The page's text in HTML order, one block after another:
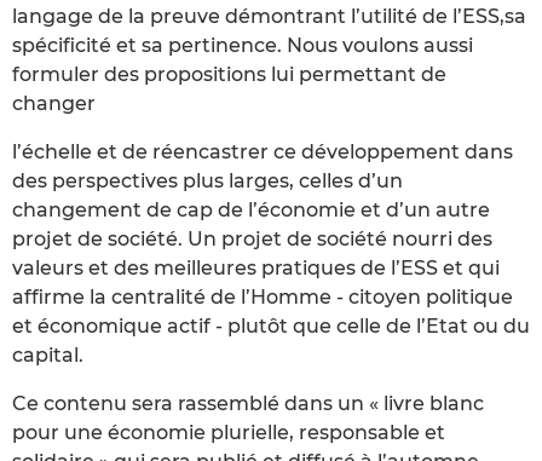
langage de la preuve démontrant l’utilité de l’ESS,sa
spécificité et sa pertinence. Nous voulons aussi
formuler des propositions lui permettant de
changer
l’échelle et de réencastrer ce développement dans
des perspectives plus larges, celles d’un
changement de cap de l’économie et d’un autre
projet de société. Un projet de société nourri des
valeurs et des meilleures pratiques de l’ESS et qui
affirme la centralité de l’Homme - citoyen politique
et économique actif - plutôt que celle de l’Etat ou du
capital.
Ce contenu sera rassemblé dans un « livre blanc
pour une économie plurielle, responsable et